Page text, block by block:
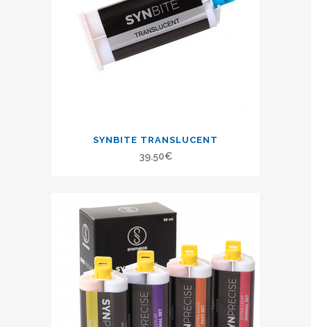
SYNBITE TRANSLUCENT
39.50€